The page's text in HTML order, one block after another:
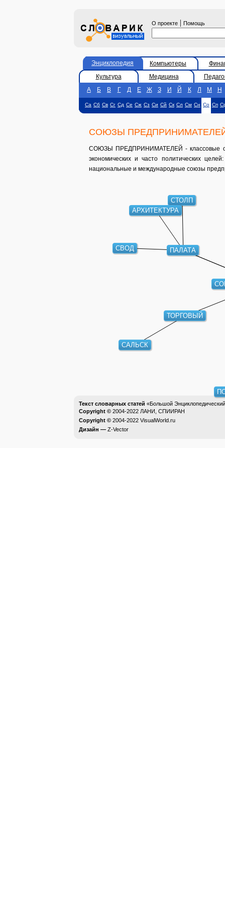
О проекте | Помощь
Энциклопедия Компьютеры
Культура
Медицина
А
Б В Г Д Е Ж З И Й К Л М Н
Са Сб Св Сг Сд Се Сж Сз Си Сй Ск Сл См Сн Со Сп
СОЮЗЫ
СОЮЗЫ ПРЕДПРИНИМАТЕЛЕЙ - классовые
экономических и часто политических
национальные и международные союзы
ПАЛАТА
ТОРГОВЫЙ
СТОЛП
СВОД
АРХИТЕКТУРА
САЛЬСК
Текст словарных статей «Большой
Copyright © 2004-2022 ЛАНИ, СПИИРАН
Copyright © 2004-2022 VisualWorld.ru
Дизайн — Z-Vector